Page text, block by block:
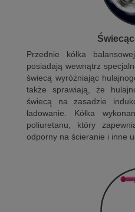
Przednie kółka
posiadają wewnątrz
świecą wyróżniając
także sprawiają, że
świecą na zasadzie
ładowanie. Kółka
poliuretanu, który
odporny na ścieranie i inne